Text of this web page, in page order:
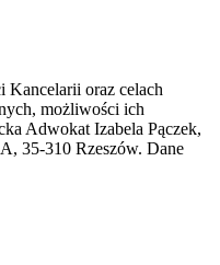
Kancelarii oraz celach
możliwości ich
Adwokat Izabela Pączek,
35-310 Rzeszów. Dane